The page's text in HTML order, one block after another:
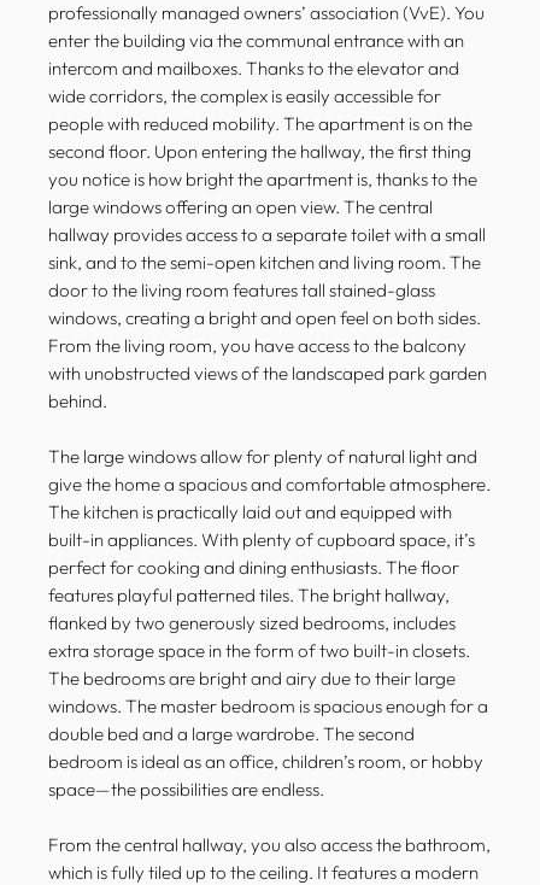
professionally managed owners’ association (VvE). You
enter the building via the communal entrance with an
intercom and mailboxes. Thanks to the elevator and
wide corridors, the complex is easily accessible for
people with reduced mobility. The apartment is on the
second floor. Upon entering the hallway, the first thing
you notice is how bright the apartment is, thanks to the
large windows offering an open view. The central
hallway provides access to a separate toilet with a small
sink, and to the semi-open kitchen and living room. The
door to the living room features tall stained-glass
windows, creating a bright and open feel on both sides.
From the living room, you have access to the balcony
with unobstructed views of the landscaped park garden
behind.
The large windows allow for plenty of natural light and
give the home a spacious and comfortable atmosphere.
The kitchen is practically laid out and equipped with
built-in appliances. With plenty of cupboard space, it’s
perfect for cooking and dining enthusiasts. The floor
features playful patterned tiles. The bright hallway,
flanked by two generously sized bedrooms, includes
extra storage space in the form of two built-in closets.
The bedrooms are bright and airy due to their large
windows. The master bedroom is spacious enough for a
double bed and a large wardrobe. The second
bedroom is ideal as an office, children’s room, or hobby
space—the possibilities are endless.
From the central hallway, you also access the bathroom,
which is fully tiled up to the ceiling. It features a modern